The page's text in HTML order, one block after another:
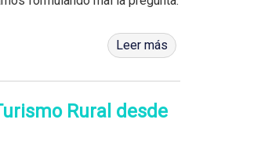
Leer más
Rural desde